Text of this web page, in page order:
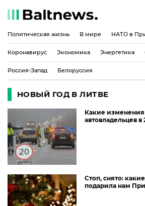
Политическая жизнь В мире НАТО в
Коронавирус Экономика Энергетика
Россия-Запад Белоруссия
НОВЫЙ ГОД В ЛИТВЕ
Какие
автовладельцев в
Стоп, снято:
подарила нам